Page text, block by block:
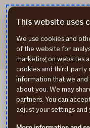
This website uses
We use cookies and
of the website for
marketing on websites
cookies and third-party
information that we and
about you. We may
partners. You can
adjust your settings